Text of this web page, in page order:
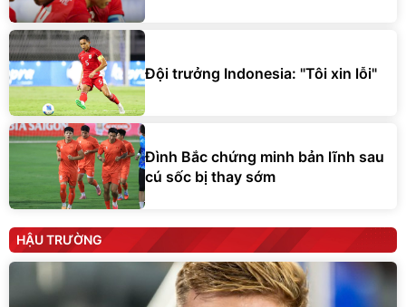
Đội trưởng Indonesia: "Tôi xin lỗi"
Đình Bắc chứng minh bản lĩnh sau
cú sốc bị thay sớm
HẬU TRƯỜNG